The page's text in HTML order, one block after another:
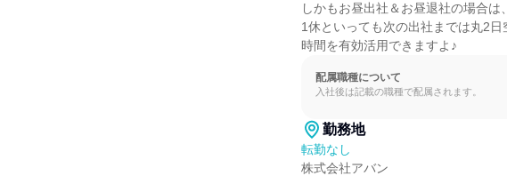
しかもお昼出社＆お昼退社の場合は、
1休といっても次の出社までは丸2
時間を有効活用できますよ♪
配属職種について
入社後は記載の職種で配属されます。
勤務地
転勤なし
株式会社アバン